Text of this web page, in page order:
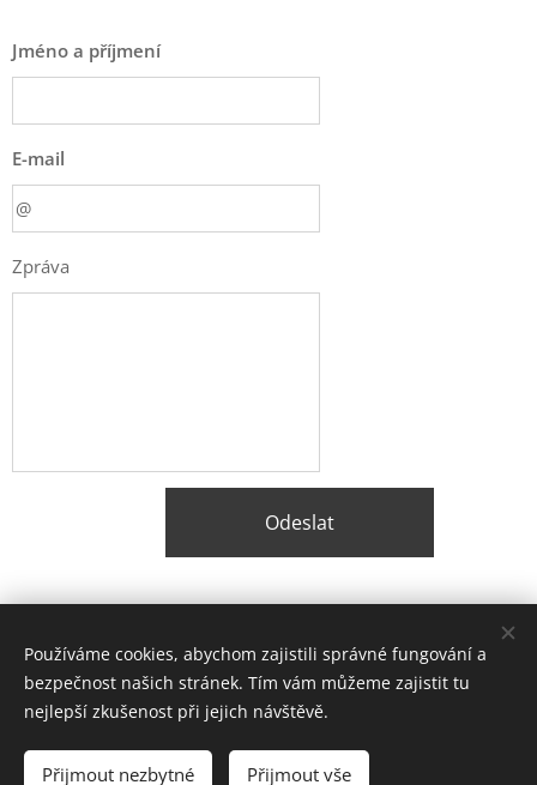
Jméno a příjmení
E-mail
Zpráva
Odeslat
© 2026 Balstavo, s.r.o.
Používáme cookies, abychom zajistili správné fungování a
bezpečnost našich stránek. Tím vám můžeme zajistit tu
nejlepší zkušenost při jejich návštěvě.
Přijmout nezbytné Přijmout vše